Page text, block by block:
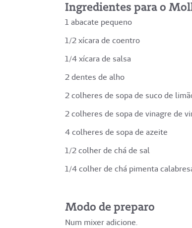
Ingredientes para o
1 abacate pequeno
1/2 xícara de coentro
1/4 xícara de salsa
2 dentes de alho
2 colheres de sopa de suco de
2 colheres de sopa de vinagre de
4 colheres de sopa de azeite
1/2 colher de chá de sal
1/4 colher de chá pimenta
Modo de preparo
Num mixer adicione.